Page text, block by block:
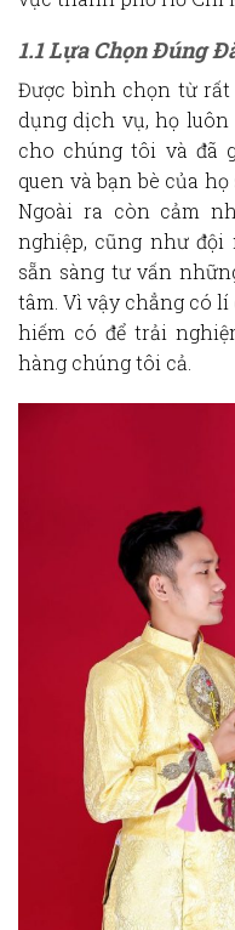
1.1 Lựa Chọn Đúng
Được bình chọn từ
dụng dịch vụ, họ
cho chúng tôi và đã
quen và bạn bè của
Ngoài ra còn cảm
nghiệp, cũng như
sẵn sàng tư vấn
tâm. Vì vậy chẳng có
hiếm có để trải
hàng chúng tôi cả.